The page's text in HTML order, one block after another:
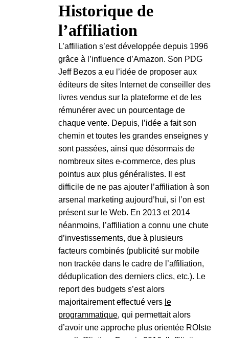
Historique de
l’affiliation
L’affiliation s’est développée depuis 1996
grâce à l’influence d’Amazon. Son PDG
Jeff Bezos a eu l’idée de proposer aux
éditeurs de sites Internet de conseiller des
livres vendus sur la plateforme et de les
rémunérer avec un pourcentage de
chaque vente. Depuis, l’idée a fait son
chemin et toutes les grandes enseignes y
sont passées, ainsi que désormais de
nombreux sites e-commerce, des plus
pointus aux plus généralistes. Il est
difficile de ne pas ajouter l’affiliation à son
arsenal marketing aujourd’hui, si l’on est
présent sur le Web. En 2013 et 2014
néanmoins, l’affiliation a connu une chute
d’investissements, due à plusieurs
facteurs combinés (publicité sur mobile
non trackée dans le cadre de l’affiliation,
déduplication des derniers clics, etc.). Le
report des budgets s’est alors
majoritairement effectué vers le
programmatique, qui permettait alors
d’avoir une approche plus orientée ROIste